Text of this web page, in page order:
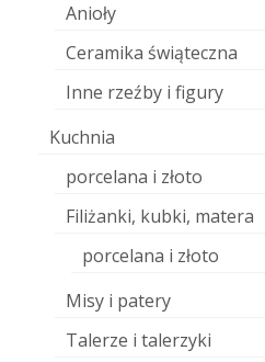
Anioły
Ceramika świąteczna
Inne rzeźby i figury
Kuchnia
porcelana i złoto
Filiżanki, kubki, matera
porcelana i złoto
Misy i patery
Talerze i talerzyki